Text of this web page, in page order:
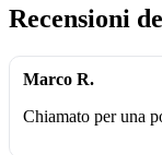
Recensioni
Marco R.
Chiamato per una